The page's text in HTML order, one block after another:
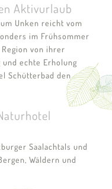
Aktivurlaub
Unken reicht vom
im Frühsommer
von ihrer
und echte Erholung
Schütterbad den
Saalachtals und
Wäldern und